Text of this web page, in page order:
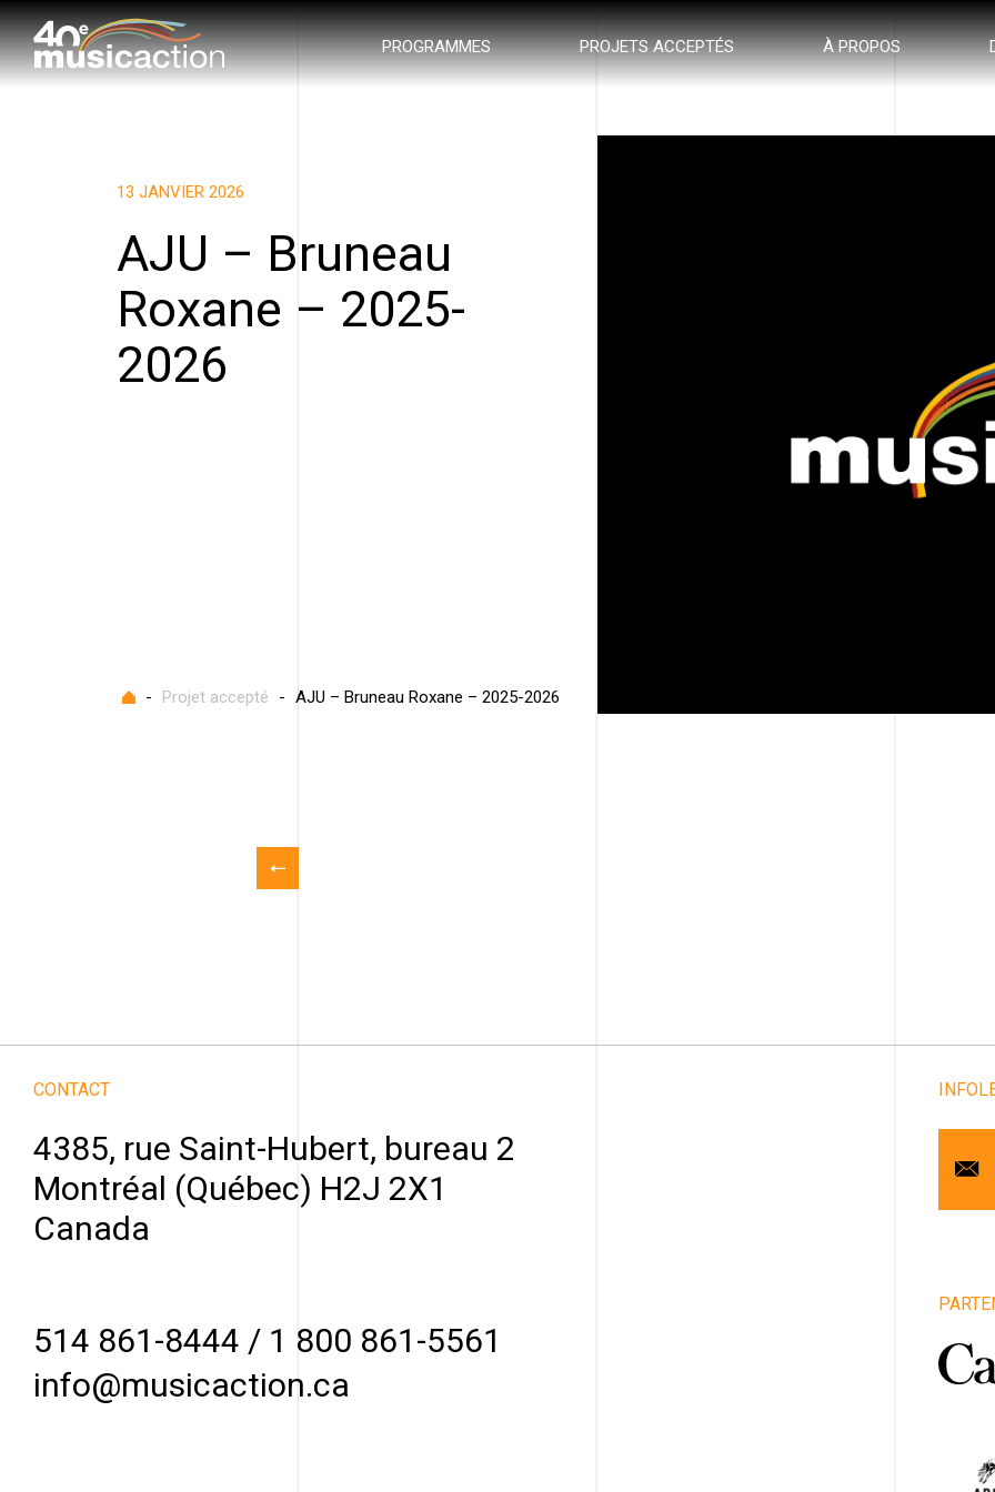
PROGRAMMES PROJETS ACCEPTÉS À PROPOS
13 JANVIER 2026
AJU – Bruneau
Roxane – 2025-
2026
Accueil
- Projet accepté - AJU – Bruneau Roxane – 2025-2026
CONTACT
4385, rue Saint-Hubert, bureau 2
Montréal (Québec) H2J 2X1
Canada
514 861-8444 / 1 800 861-5561
info@musicaction.ca